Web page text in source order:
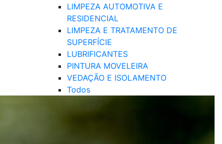
LIMPEZA AUTOMOTIVA E
RESIDENCIAL
LIMPEZA E TRATAMENTO DE
SUPERFÍCIE
LUBRIFICANTES
PINTURA MOVELEIRA
VEDAÇÃO E ISOLAMENTO
Todos